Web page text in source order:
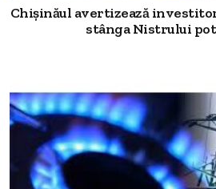
Chișinăul avertizează
stânga Nistrului